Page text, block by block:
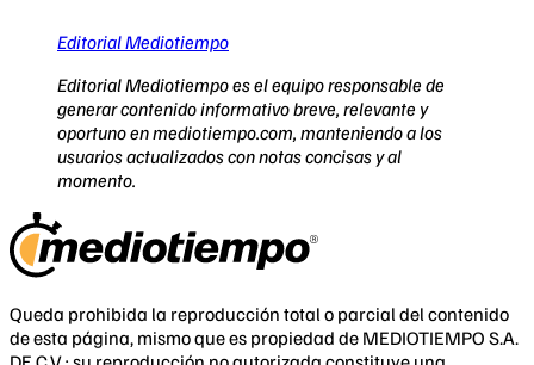
Editorial Mediotiempo
Editorial Mediotiempo es el equipo responsable de
generar contenido informativo breve, relevante y
oportuno en mediotiempo.com, manteniendo a los
usuarios actualizados con notas concisas y al
momento.
Queda prohibida la reproducción total o parcial del contenido
de esta página, mismo que es propiedad de MEDIOTIEMPO S.A.